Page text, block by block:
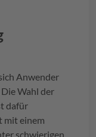
Anwender
Wahl der
dafür
mit einem
schwierigen